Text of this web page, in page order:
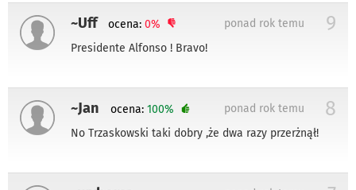
~Uff 9
ponad rok temu
ocena: 0%
Presidente Alfonso ! Bravo!
~Jan 8
ponad rok temu
ocena: 100%
No Trzaskowski taki dobry ,że dwa razy przerżnął!